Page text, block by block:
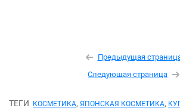
Предыдущая
Следующая страница
ТЕГИ КОСМЕТИКА, ЯПОНСКАЯ КОСМЕТИКА,